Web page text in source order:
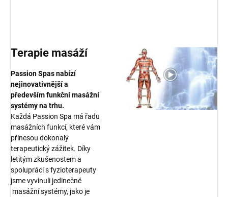
Terapie masáží
Passion Spas nabízí
nejinovativnější a
především funkční masážní
systémy na trhu.
Každá Passion Spa má řadu
masážních funkcí, které vám
přinesou dokonalý
terapeutický zážitek. Díky
letitým zkušenostem a
spolupráci s fyzioterapeuty
jsme vyvinuli jedinečné
masážní systémy, jako je